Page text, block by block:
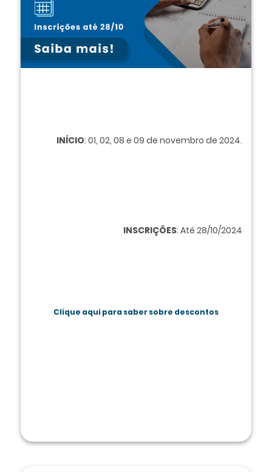
INÍCIO: 01, 02, 08 e 09 de novembro de 2024.
INSCRIÇÕES: Até 28/10/2024
Clique aqui para saber sobre descontos